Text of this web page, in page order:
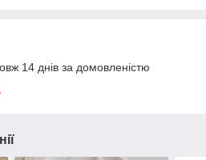
14 днів за домовленістю